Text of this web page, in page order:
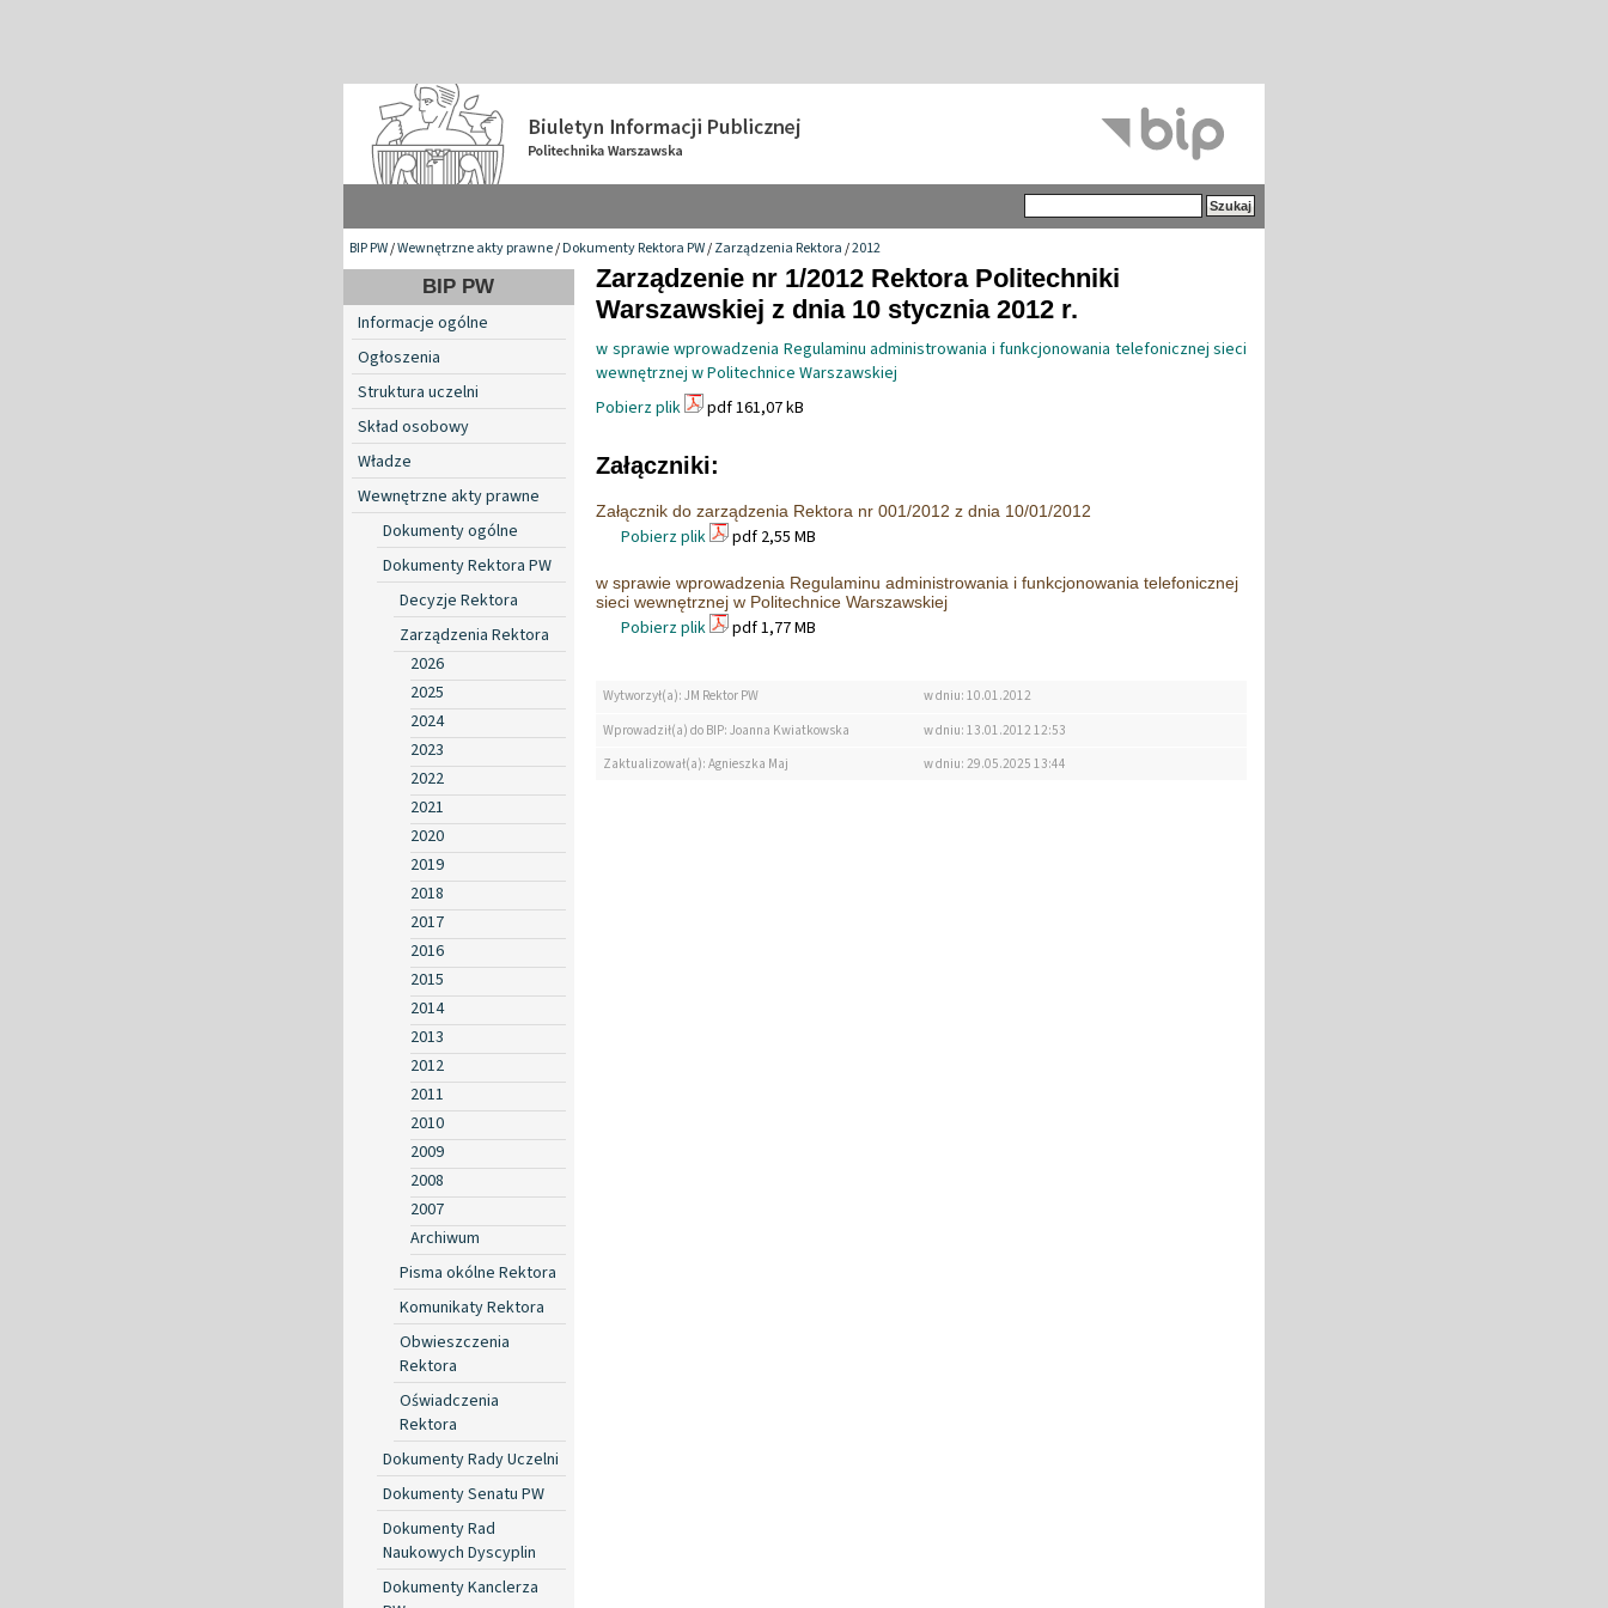
BIP PW/Wewnętrzne akty prawne/Dokumenty Rektora PW/Zarządzenia Rektora/2012
BIP PW
Informacje ogólne
Ogłoszenia
Struktura uczelni
Skład osobowy
Władze
Wewnętrzne akty prawne
Dokumenty ogólne
Dokumenty Rektora PW
Decyzje Rektora
Zarządzenia Rektora
2026
2025
2024
2023
2022
2021
2020
2019
2018
2017
2016
2015
2014
2013
2012
2011
2010
2009
2008
2007
Archiwum
Pisma okólne Rektora
Komunikaty Rektora
Obwieszczenia
Rektora
Oświadczenia
Rektora
Dokumenty Rady Uczelni
Dokumenty Senatu PW
Dokumenty Rad
Naukowych Dyscyplin
Dokumenty Kanclerza
Zarządzenie nr 1/2012 Rektora Politechniki
Warszawskiej z dnia 10 stycznia 2012 r.
w sprawie wprowadzenia Regulaminu administrowania i funkcjonowania telefonicznej sieci
wewnętrznej w Politechnice Warszawskiej
Pobierz plik
pdf 161,07 kB
Załączniki:
Załącznik do zarządzenia Rektora nr 001/2012 z dnia 10/01/2012
Pobierz plik pdf 2,55 MB
w sprawie wprowadzenia Regulaminu administrowania i funkcjonowania telefonicznej
sieci wewnętrznej w Politechnice Warszawskiej
Pobierz plik pdf 1,77 MB
Wytworzył(a): JM Rektor PW
w dniu: 10.01.2012
Wprowadził(a) do BIP: Joanna Kwiatkowska
w dniu: 13.01.2012 12:53
Zaktualizował(a): Agnieszka Maj
w dniu: 29.05.2025 13:44